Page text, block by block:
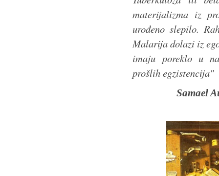
materijalizma iz
urođeno slepilo.
Malarija dolazi iz
imaju poreklo u
prošlih egzistencija"
Samael